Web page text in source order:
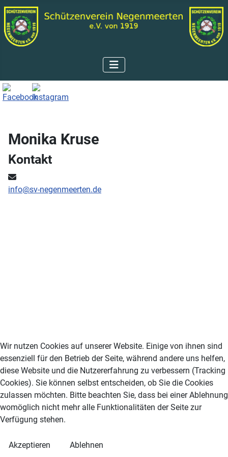
Monika Kruse
Kontakt
E-Mail:
info@sv-negenmeerten.de
Wir nutzen Cookies auf unserer Website. Einige von ihnen sind
essenziell für den Betrieb der Seite, während andere uns helfen,
diese Website und die Nutzererfahrung zu verbessern (Tracking
Cookies). Sie können selbst entscheiden, ob Sie die Cookies
zulassen möchten. Bitte beachten Sie, dass bei einer Ablehnung
womöglich nicht mehr alle Funktionalitäten der Seite zur
Verfügung stehen.
Akzeptieren Ablehnen